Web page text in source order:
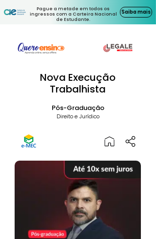
Pague a metade em todos os
ingressos com a Carteira Nacional
de Estudante.
Saiba mais
Nova Execução
Trabalhista
Pós-Graduação
Direito e Jurídico